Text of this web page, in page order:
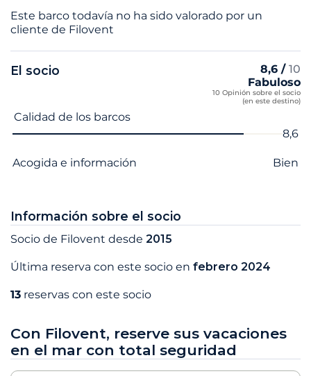
Este barco todavía no ha sido valorado por un
cliente de Filovent
El socio 8,6 / 10
Fabuloso
10 Opinión sobre el socio
(en este destino)
Nombre del criterio
Calidad de los barcos
8,6
Acogida e información Bien
Información sobre el socio
Socio de Filovent desde 2015
Última reserva con este socio en febrero 2024
13 reservas con este socio
Con Filovent, reserve sus vacaciones
en el mar con total seguridad